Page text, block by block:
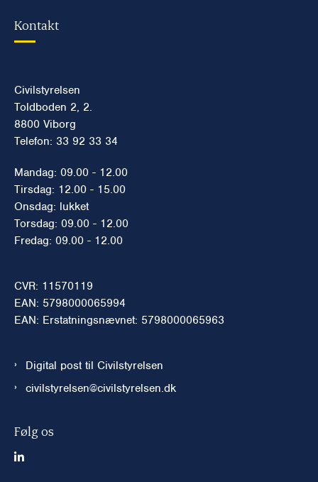
Kontakt
Civilstyrelsen
Toldboden 2, 2.
8800 Viborg
Telefon: 33 92 33 34
Mandag: 09.00 - 12.00
Tirsdag: 12.00 - 15.00
Onsdag: lukket
Torsdag: 09.00 - 12.00
Fredag: 09.00 - 12.00
CVR: 11570119
EAN: 5798000065994
EAN: Erstatningsnævnet: 5798000065963
Digital post til Civilstyrelsen
civilstyrelsen@civilstyrelsen.dk
Følg os